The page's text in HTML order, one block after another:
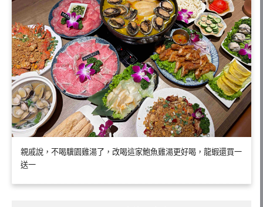
親戚說，不喝驥園雞湯了，改喝這家鮑魚雞湯更好喝，龍蝦還買一
送一